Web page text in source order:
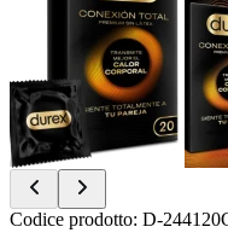
Item
Codice prodotto: D-244120